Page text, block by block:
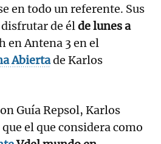
en todo un referente. Sus
de élde lunes a
en Antena 3 en el
Abiertade Karlos
Guía Repsol, Karlos
el que considera como